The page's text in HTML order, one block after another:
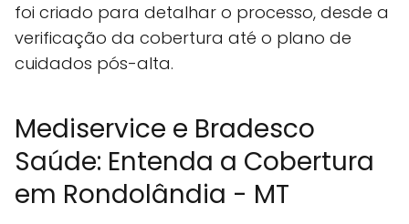
foi criado para detalhar o processo, desde a
verificação da cobertura até o plano de
cuidados pós-alta.
Mediservice e Bradesco
Saúde: Entenda a Cobertura
em Rondolândia - MT